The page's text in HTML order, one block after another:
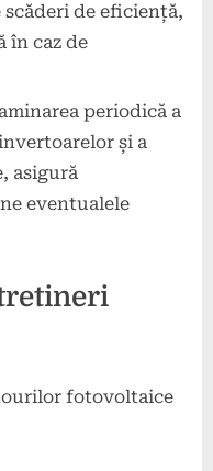
de eficiență,
în caz de
periodică a
și a
asigură
eventualele
fotovoltaice